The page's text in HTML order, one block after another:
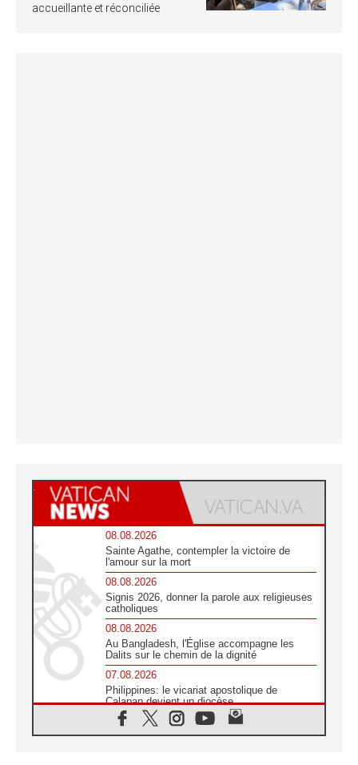
accueillante et réconciliée
08.08.2026
Sainte Agathe, contempler la victoire de
l'amour sur la mort
08.08.2026
Signis 2026, donner la parole aux religieuses
catholiques
08.08.2026
Au Bangladesh, l'Église accompagne les
Dalits sur le chemin de la dignité
07.08.2026
Philippines: le vicariat apostolique de
Calapan devient un diocèse
07.08.2026
Congo-Brazzaville : le 15 août, entre